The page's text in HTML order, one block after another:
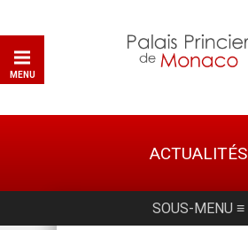
MENU
ACTUALITÉS
SOUS-MENU ≡